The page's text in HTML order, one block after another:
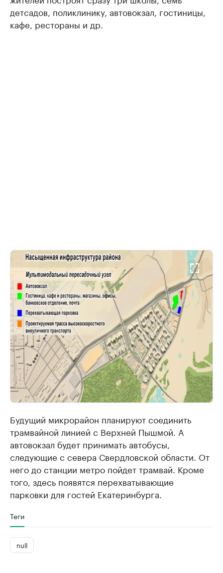
детсадов, поликлинику, автовокзал, гостиницы,
кафе, рестораны и др.
Будущий микрорайон планируют соединить
трамвайной линией с Верхней Пышмой. А
автовокзал будет принимать автобусы,
следующие с севера Свердловской области. От
него до станции метро пойдет трамвай. Кроме
того, здесь появятся перехватывающие
парковки для гостей Екатеринбурга.
Теги
null